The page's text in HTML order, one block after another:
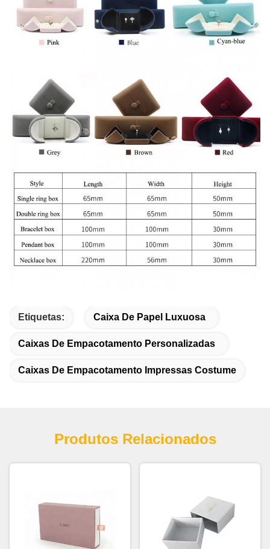
Etiquetas: Caixa De Papel Luxuosa
Caixas De Empacotamento Personalizadas
Caixas De Empacotamento Impressas Costume
Produtos Relacionados